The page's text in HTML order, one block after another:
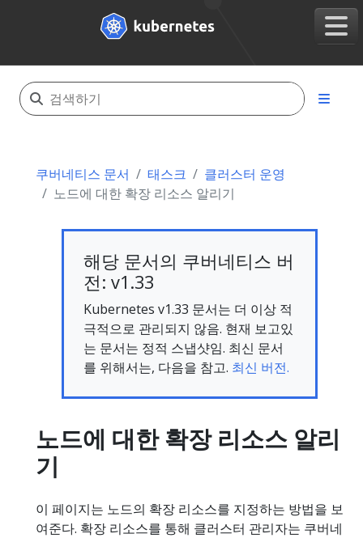
쿠버네티스 문서 태스크
클러스터 운영
노드에 대한 확장 리소스 알리기
해당 문서의 쿠버네티스 버
전: v1.33
Kubernetes v1.33 문서는 더 이상 적
극적으로 관리되지 않음. 현재 보고있
는 문서는 정적 스냅샷임. 최신 문서
를 위해서는, 다음을 참고. 최신 버전.
노드에 대한 확장 리소스 알리
기
이 페이지는 노드의 확장 리소스를 지정하는 방법을 보
여준다. 확장 리소스를 통해 클러스터 관리자는 쿠버네